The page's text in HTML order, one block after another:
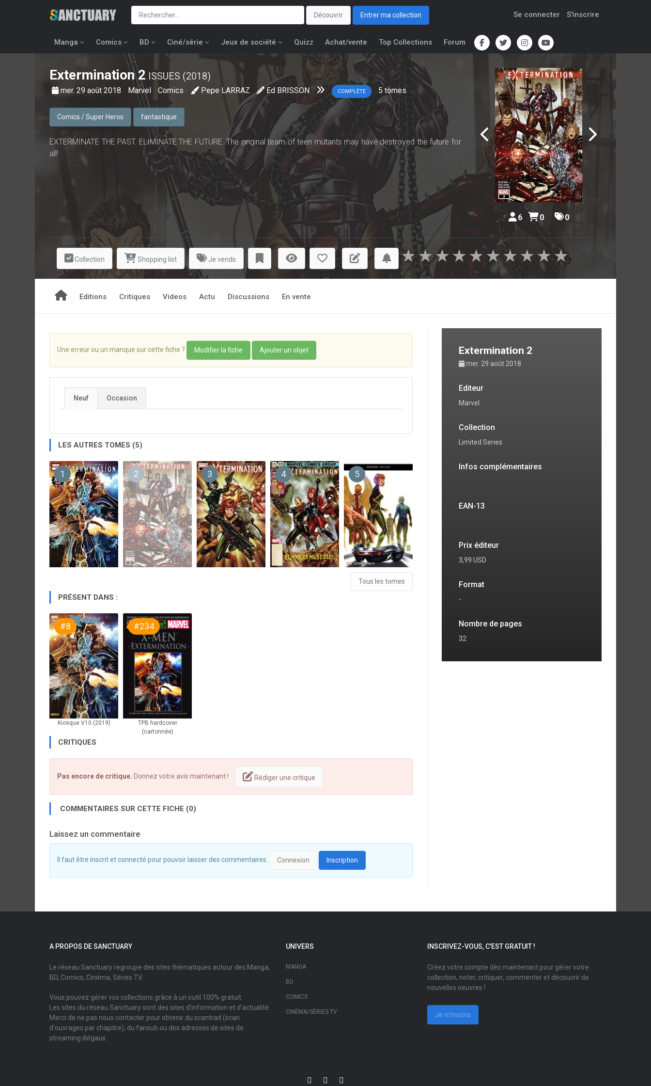
Découvrir Entrer ma collection Se connecter S'inscrire
Manga Comics BD Ciné/série Jeux de société Quizz Achat/vente Top Collections Forum
Extermination2 ISSUES (2018)
mer. 29 août 2018 Marvel Comics Pepe LARRAZ Ed BRISSON COMPLÈTE 5 tomes
Comics / Super Heros fantastique
EXTERMINATE THE PAST. ELIMINATE THE FUTURE. The original team of teen mutants may have destroyed the future for
all!
6 0 0
Collection Shopping list Je vends ★
★
★
★
★
★
★
★
★
★
Editions Critiques Videos Actu Discussions En vente
Une erreur ou un manque sur cette fiche ? Modifier la fiche Ajouter un objet
Neuf Occasion
LES AUTRES TOMES (5)
1 2 3 4 5
Tous les tomes
PRÉSENT DANS :
#8
Kiosque V10 (2019)
#234
TPB hardcover
(cartonnée)
CRITIQUES
Pas encore de critique. Donnez votre avis maintenant ! Rédiger une critique
COMMENTAIRES SUR CETTE FICHE (0)
Laissez un commentaire
Il faut être inscrit et connecté pour pouvoir laisser des commentaires. Connexion Inscription
Extermination 2
mer. 29 août 2018
Editeur
Marvel
Collection
Limited Series
Infos complémentaires
EAN-13
Prix éditeur
3,99 USD
Format
-
Nombre de pages
32
A PROPOS DE SANCTUARY
Le réseau Sanctuary regroupe des sites thématiques autour des Manga,
BD, Comics, Cinéma, Séries TV.
Vous pouvez gérer vos collections grâce à un outil 100% gratuit.
Les sites du réseau Sanctuary sont des sites d'information et d'actualité.
Merci de ne pas nous contacter pour obtenir du scantrad (scan
d'ouvrages par chapitre), du fansub ou des adresses de sites de
streaming illégaux.
UNIVERS
MANGA
BD
COMICS
CINÉMA/SÉRIES TV
INSCRIVEZ-VOUS, C'EST GRATUIT !
Créez votre compte dès maintenant pour gérer votre
collection, noter, critiquer, commenter et découvrir de
nouvelles oeuvres !
Je m'inscris